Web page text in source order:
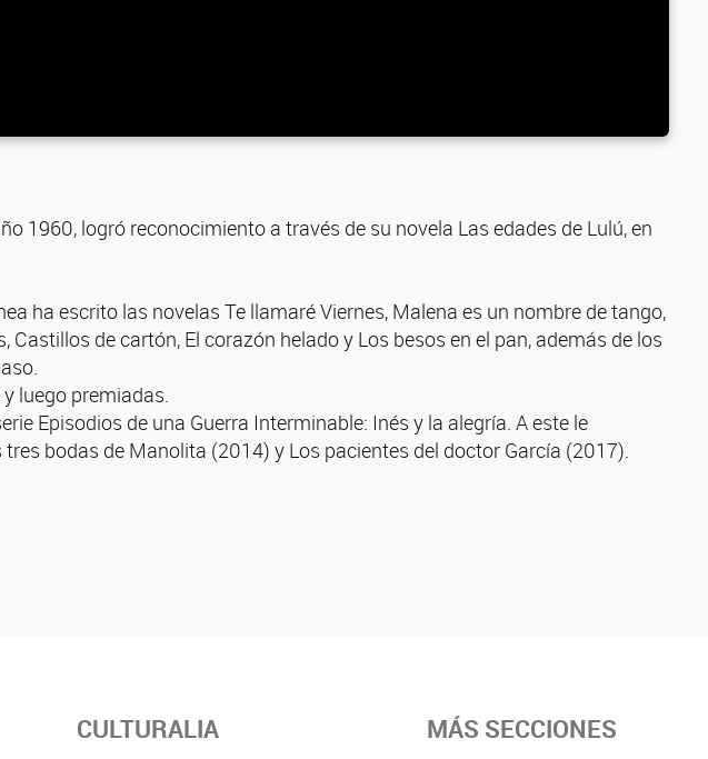
1960, logró reconocimiento a través de su novela Las edades de Lulú, en
ha escrito las novelas Te llamaré Viernes, Malena es un nombre de tango,
de cartón, El corazón helado y Los besos en el pan, además de los
luego premiadas.
Episodios de una Guerra Interminable: Inés y la alegría. A este le
bodas de Manolita (2014) y Los pacientes del doctor García (2017).
CULTURALIA MÁS SECCIONES